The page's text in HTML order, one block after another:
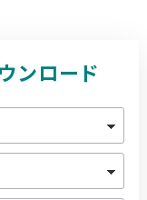
ンロード